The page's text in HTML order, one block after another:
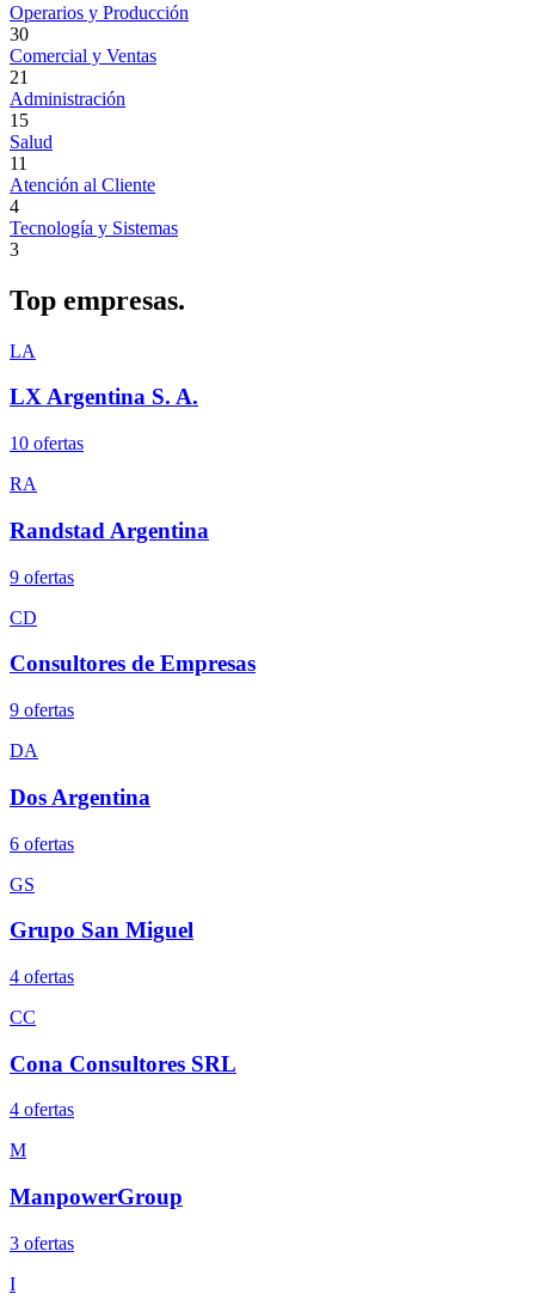
Operarios y Producción
30
Comercial y Ventas
21
Administración
15
Salud
11
Atención al Cliente
4
Tecnología y Sistemas
3
Top empresas.
LA
LX Argentina S. A.
10 ofertas
RA
Randstad Argentina
9 ofertas
CD
Consultores de Empresas
9 ofertas
DA
Dos Argentina
6 ofertas
GS
Grupo San Miguel
4 ofertas
CC
Cona Consultores SRL
4 ofertas
M
ManpowerGroup
3 ofertas
I